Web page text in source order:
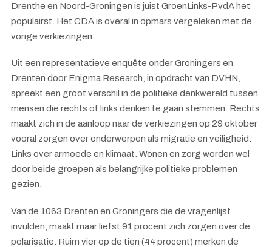
Drenthe en Noord-Groningen is juist GroenLinks-PvdA het
populairst. Het CDA is overal in opmars vergeleken met de
vorige verkiezingen.
Uit een representatieve enquête onder Groningers en
Drenten door Enigma Research, in opdracht van DVHN,
spreekt een groot verschil in de politieke denkwereld tussen
mensen die rechts of links denken te gaan stemmen. Rechts
maakt zich in de aanloop naar de verkiezingen op 29 oktober
vooral zorgen over onderwerpen als migratie en veiligheid.
Links over armoede en klimaat. Wonen en zorg worden wel
door beide groepen als belangrijke politieke problemen
gezien.
Van de 1063 Drenten en Groningers die de vragenlijst
invulden, maakt maar liefst 91 procent zich zorgen over de
polarisatie. Ruim vier op de tien (44 procent) merken de